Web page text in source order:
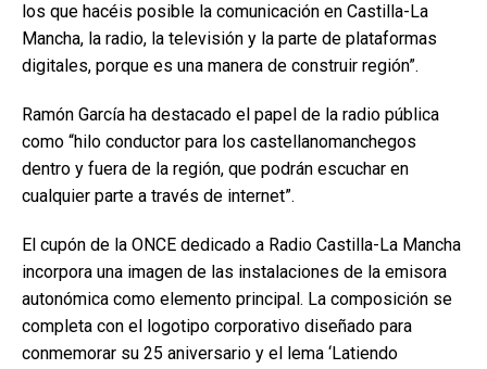
los que hacéis posible la comunicación en Castilla-La
Mancha, la radio, la televisión y la parte de plataformas
digitales, porque es una manera de construir región”.
Ramón García ha destacado el papel de la radio pública
como “hilo conductor para los castellanomanchegos
dentro y fuera de la región, que podrán escuchar en
cualquier parte a través de internet”.
El cupón de la ONCE dedicado a Radio Castilla-La Mancha
incorpora una imagen de las instalaciones de la emisora
autonómica como elemento principal. La composición se
completa con el logotipo corporativo diseñado para
conmemorar su 25 aniversario y el lema ‘Latiendo